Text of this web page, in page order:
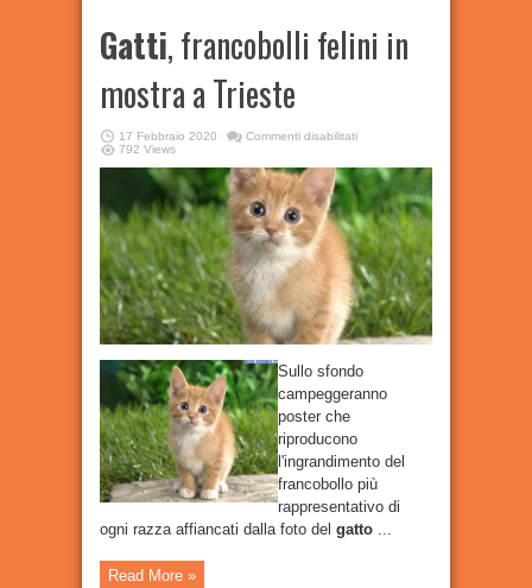
Gatti, francobolli felini in
mostra a Trieste
17 Febbraio 2020 Commenti disabilitatisu
felini
mostra
a
Trieste
792 Views
Sullo sfondo
campeggeranno
poster che
riproducono
l'ingrandimento del
francobollo più
rappresentativo di
ogni razza affiancati dalla foto del gatto
Read More »